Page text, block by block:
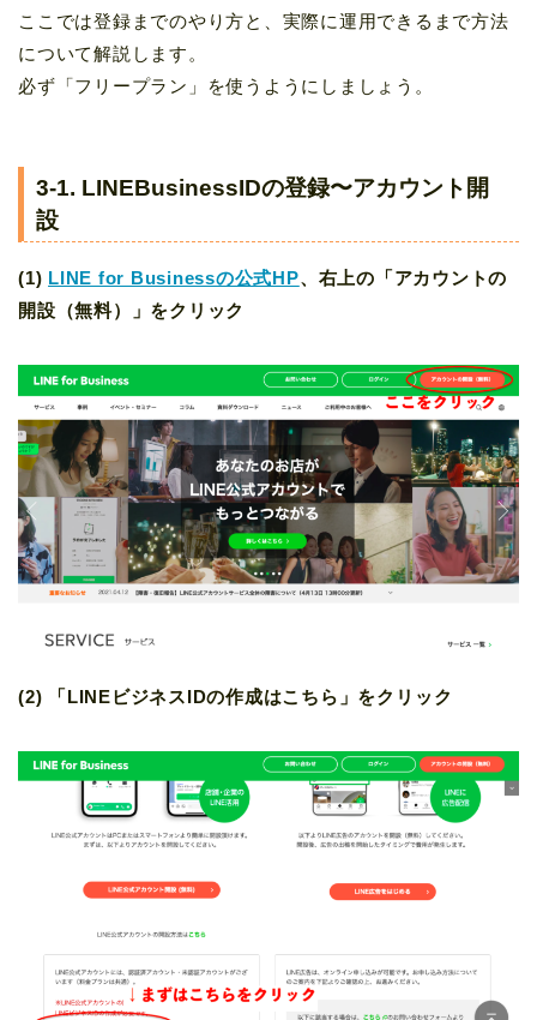
ここでは登録までのやり方と、実際に運用できるまで方法
について解説します。
必ず「フリープラン」を使うようにしましょう。
3-1. LINEBusinessIDの登録〜アカウント開
設
(1) LINE for Businessの公式HP、右上の「アカウントの
開設（無料）」をクリック
(2) 「LINEビジネスIDの作成はこちら」をクリック